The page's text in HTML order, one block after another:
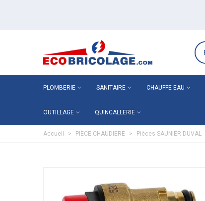
PLOMBERIE SANITAIRE CHAUFFE EAU
OUTILLAGE QUINCALLERIE
Accueil > PIECE CHAUDIERE > Pièces SAUNIER DUVAL